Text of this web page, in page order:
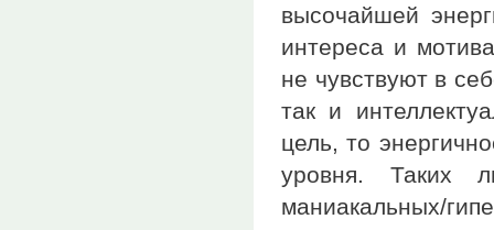
высочайшей
интереса и
не чувствуют в
так и
цель, то
уровня. Таких
маниакальных/